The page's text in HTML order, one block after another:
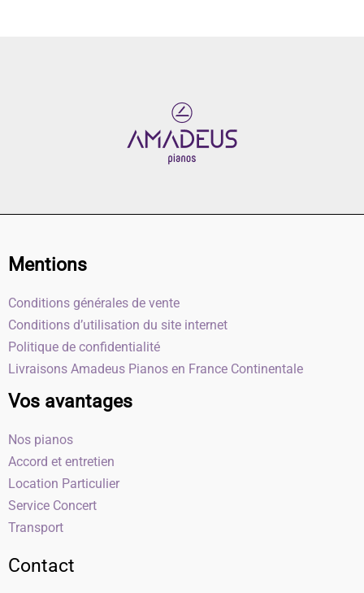
Mentions
Conditions générales de vente
Conditions d’utilisation du site internet
Politique de confidentialité
Livraisons Amadeus Pianos en France Continentale
Vos avantages
Nos pianos
Accord et entretien
Location Particulier
Service Concert
Transport
Contact